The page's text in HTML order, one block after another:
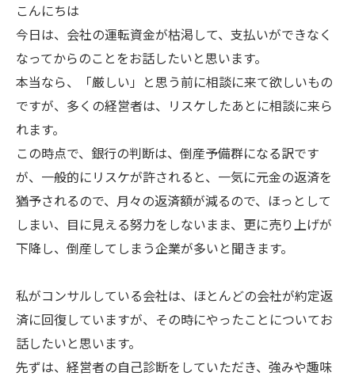
こんにちは
今日は、会社の運転資金が枯渇して、支払いができなく
なってからのことをお話したいと思います。
本当なら、「厳しい」と思う前に相談に来て欲しいもの
ですが、多くの経営者は、リスケしたあとに相談に来ら
れます。
この時点で、銀行の判断は、倒産予備群になる訳です
が、一般的にリスケが許されると、一気に元金の返済を
猶予されるので、月々の返済額が減るので、ほっとして
しまい、目に見える努力をしないまま、更に売り上げが
下降し、倒産してしまう企業が多いと聞きます。
私がコンサルしている会社は、ほとんどの会社が約定返
済に回復していますが、その時にやったことについてお
話したいと思います。
先ずは、経営者の自己診断をしていただき、強みや趣味